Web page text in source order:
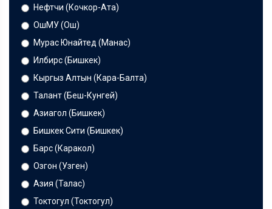
Нефтчи (Кочкор-Ата)
ОшМУ (Ош)
Мурас Юнайтед (Манас)
Илбирс (Бишкек)
Кыргыз Алтын (Кара-Балта)
Талант (Беш-Кунгей)
Азиагол (Бишкек)
Бишкек Сити (Бишкек)
Барс (Каракол)
Озгон (Узген)
Азия (Талас)
Токтогул (Токтогул)